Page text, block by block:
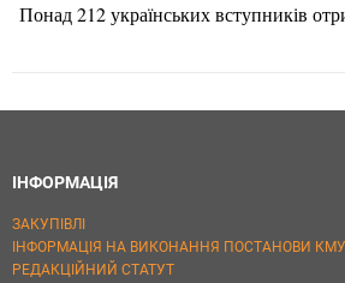
Понад 212 українських вступників
ІНФОРМАЦІЯ
ЗАКУПІВЛІ
ІНФОРМАЦІЯ НА ВИКОНАННЯ ПОСТАНОВИ
РЕДАКЦІЙНИЙ СТАТУТ